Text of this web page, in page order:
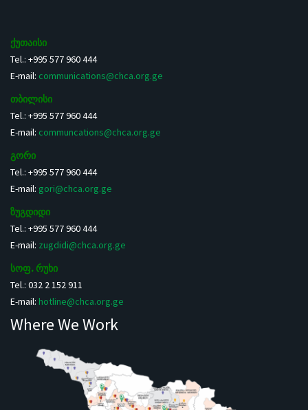
ქუთაისი
Tel.: +995 577 960 444
E-mail: communications@chca.org.ge
თბილისი
Tel.: +995 577 960 444
E-mail: communcations@chca.org.ge
გორი
Tel.: +995 577 960 444
E-mail: gori@chca.org.ge
ზუგდიდი
Tel.: +995 577 960 444
E-mail: zugdidi@chca.org.ge
სოფ. რუხი
Tel.: 032 2 152 911
E-mail: hotline@chca.org.ge
Where We Work